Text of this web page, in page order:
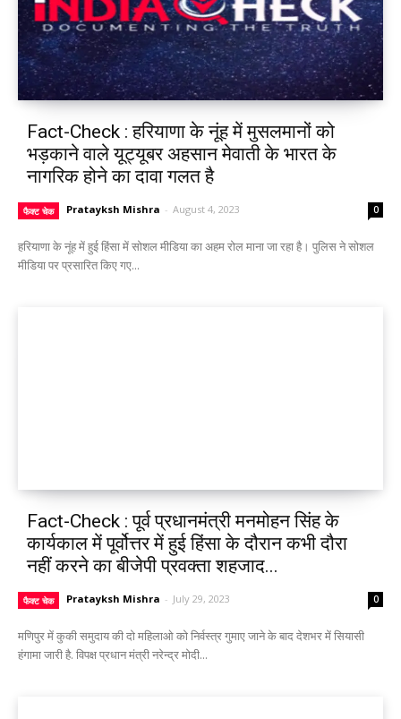
Fact-Check : हरियाणा के नूंह में मुसलमानों को
भड़काने वाले यूट्यूबर अहसान मेवाती के भारत के
नागरिक होने का दावा गलत है
फैक्ट चेक Pratayksh Mishra - August 4, 2023 0
हरियाणा के नूंह में हुई हिंसा में सोशल मीडिया का अहम रोल माना जा रहा है। पुलिस ने सोशल
मीडिया पर प्रसारित किए गए...
Fact-Check : पूर्व प्रधानमंत्री मनमोहन सिंह के
कार्यकाल में पूर्वोत्तर में हुई हिंसा के दौरान कभी दौरा
नहीं करने का बीजेपी प्रवक्ता शहजाद...
फैक्ट चेक Pratayksh Mishra - July 29, 2023 0
मणिपुर में कुकी समुदाय की दो महिलाओ को निर्वस्त्र गुमाए जाने के बाद देशभर में सियासी
हंगामा जारी है. विपक्ष प्रधान मंत्री नरेन्द्र मोदी...